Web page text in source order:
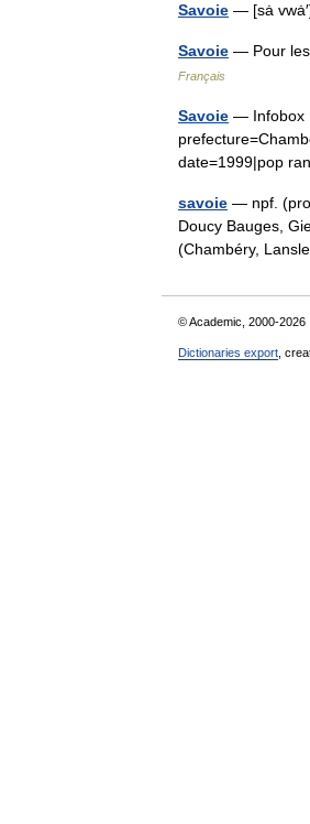
Savoie — [sȧ
Savoie — Pour les
Français
Savoie — Infobox
date=1999|pop
savoie — npf.
Doucy Bauges,
(Chambéry,
© Academic, 2000-2026
Dictionaries export ,